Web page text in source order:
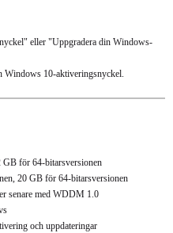
eller "Uppgradera din Windows-
Windows 10-aktiveringsnyckel.
för 64-bitarsversionen
20 GB för 64-bitarsversionen
senare med WDDM 1.0
och uppdateringar